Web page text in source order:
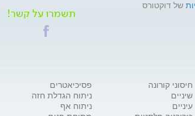
של דוקטורס
תשמרו על קשר!
חיסוני קורונה
שיניים
עיניים
פסיכיאטרים
ניתוח הגדלת חזה
ניתוח אף